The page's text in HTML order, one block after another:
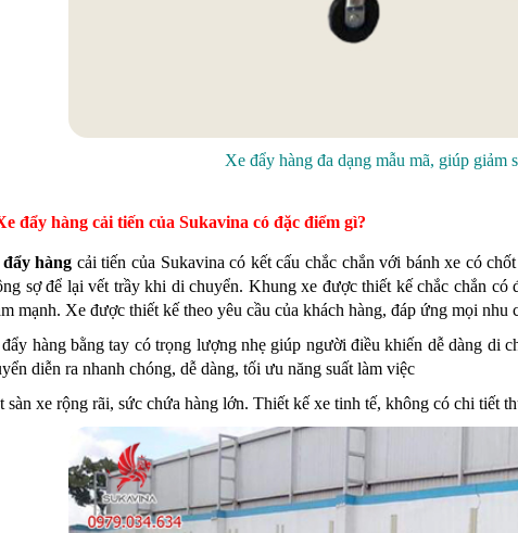
Xe đẩy hàng đa dạng mẫu mã, giúp giảm
đẩy hàng cải tiến của Sukavina có đặc điểm gì?
hàng cải tiến của Sukavina có kết cấu chắc chắn với bánh xe có
sợ để lại vết trầy khi di chuyển. Khung xe được thiết kế chắc chắn
mạnh. Xe được thiết kế theo yêu cầu của khách hàng, đáp ứng mọi nhu
hàng bằng tay có trọng lượng nhẹ giúp người điều khiến dễ dàng di
diễn ra nhanh chóng, dễ dàng, tối ưu năng suất làm việc
sàn xe rộng rãi, sức chứa hàng lớn. Thiết kế xe tinh tế, không có chi tiết